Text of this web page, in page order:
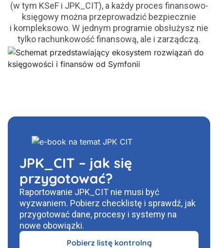
(w tym KSeF i JPK_CIT), a każdy proces finansowo-
księgowy można przeprowadzić bezpiecznie
i kompleksowo. W jednym programie obsłużysz nie
tylko rachunkowość finansową, ale i zarządczą.
JPK_CIT – jak się
przygotować?
Raportowanie JPK_CIT nie musi być
wyzwaniem. Pobierz checklistę i sprawdź, jak
przygotować dane, procesy i systemy na
nowe obowiązki.
Pobierz listę kontrolną